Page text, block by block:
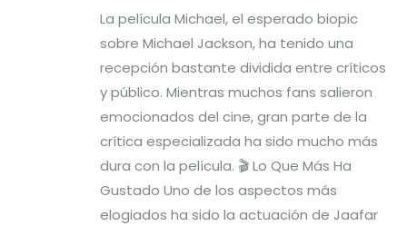
La película Michael, el esperado biopic
sobre Michael Jackson, ha tenido una
recepción bastante dividida entre críticos
y público. Mientras muchos fans salieron
emocionados del cine, gran parte de la
crítica especializada ha sido mucho más
dura con la película. 🎬 Lo Que Más Ha
Gustado Uno de los aspectos más
elogiados ha sido la actuación de Jaafar